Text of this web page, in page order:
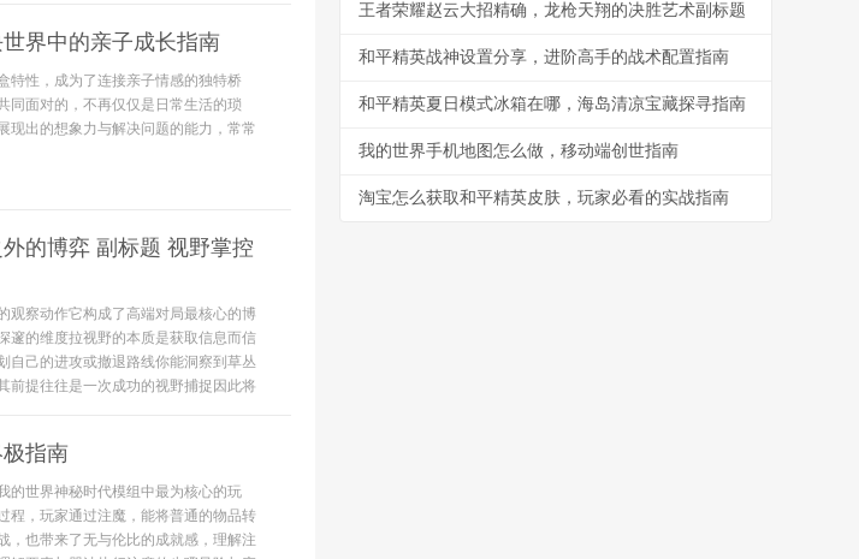
界中的亲子成长指南
特性，成为了连接亲子情感的独特桥
同面对的，不再仅仅是日常生活的琐
现出的想象力与解决问题的能力，常常
的博弈 副标题 视野掌控
观察动作它构成了高端对局最核心的博
邃的维度拉视野的本质是获取信息而信
自己的进攻或撤退路线你能洞察到草丛
前提往往是一次成功的视野捕捉因此将
指南
的世界神秘时代模组中最为核心的玩
程，玩家通过注魔，能将普通的物品转
，也带来了无与伦比的成就感，理解注
王者荣耀赵云大招精确，龙枪天翔的决胜艺术副标题
和平精英战神设置分享，进阶高手的战术配置指南
和平精英夏日模式冰箱在哪，海岛清凉宝藏探寻指南
我的世界手机地图怎么做，移动端创世指南
淘宝怎么获取和平精英皮肤，玩家必看的实战指南